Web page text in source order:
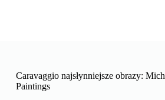
d
Caravaggio najsłynniejsze obrazy:
Paintings